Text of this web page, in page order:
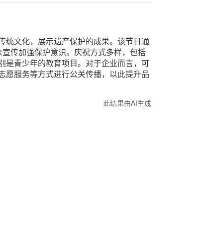
统文化，展示遗产保护的成果。该节日通
传加强保护意识。庆祝方式多样，包括
是青少年的教育项目。对于企业而言，可
愿服务等方式进行公关传播，以此提升品
此结果由AI生成